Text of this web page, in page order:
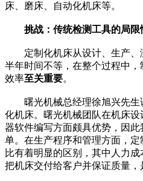
床、磨床、自动化机床等。
挑战：传统检测工具的局限
定制化机床从设计、生产、
半年时间不等，在整个过程中
效率至关重要。
曙光机械总经理徐旭兴先生
化机床。曙光机械团队在机床
器软件编写方面颇具优势，因
单。在生产程序和管理方面，
比有着明显的区别，其中人力
把机床交付给客户并保证质量，